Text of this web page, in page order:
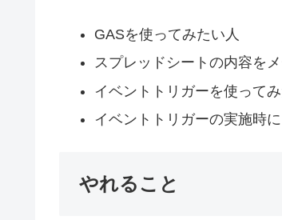
GASを使ってみたい人
スプレッドシートの内容を
イベントトリガーを使って
イベントトリガーの実施時
やれること